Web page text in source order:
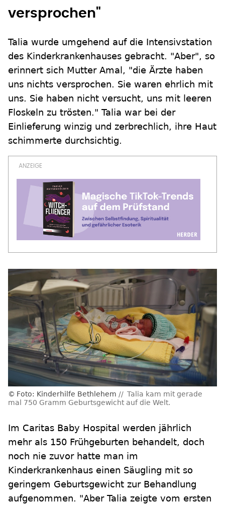
versprochen"
Talia wurde umgehend auf die Intensivstation
des Kinderkrankenhauses gebracht. "Aber", so
erinnert sich Mutter Amal, "die Ärzte haben
uns nichts versprochen. Sie waren ehrlich mit
uns. Sie haben nicht versucht, uns mit leeren
Floskeln zu trösten." Talia war bei der
Einlieferung winzig und zerbrechlich, ihre Haut
schimmerte durchsichtig.
Foto: Kinderhilfe Bethlehem
Talia kam mit gerade
mal 750 Gramm Geburtsgewicht auf die Welt.
Im Caritas Baby Hospital werden jährlich
mehr als 150 Frühgeburten behandelt, doch
noch nie zuvor hatte man im
Kinderkrankenhaus einen Säugling mit so
geringem Geburtsgewicht zur Behandlung
aufgenommen. "Aber Talia zeigte vom ersten